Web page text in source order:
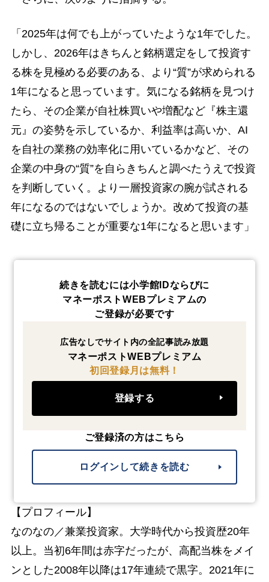
「2025年は何でも上がっていたような1年でした。
しかし、2026年はきちんと銘柄選定をして投資す
る株を見極める必要のある、より“質”が求められる
1年になると思っています。気になる銘柄を見つけ
たら、その企業が自社株買いや増配など『株主還
元』の姿勢を示しているか、利益率は高いか、AI
を自社の業務の効率化に用いているかなど、その
企業の中身の“質”を自らきちんと調べたうえで投資
を判断していく。より一層投資家の腕が試される
年になるのではないでしょうか。改めて投資の基
礎に立ち帰ることが重要な1年になると思います」
続きを読むには小学館IDならびに
マネーポストWEBプレミアムの
ご登録が必要です
広告なしでサイト内の全記事読み放題
マネーポストWEBプレミアム
初回登録月は無料！
登録する
ご登録済の方はこちら
ログインして続きを読む
【プロフィール】
なのなの／兼業投資家。大学時代から投資歴20年
以上。当初6年間は赤字だったが、高配当株をメイ
ンとした2008年以降は17年連続で黒字。2021年に